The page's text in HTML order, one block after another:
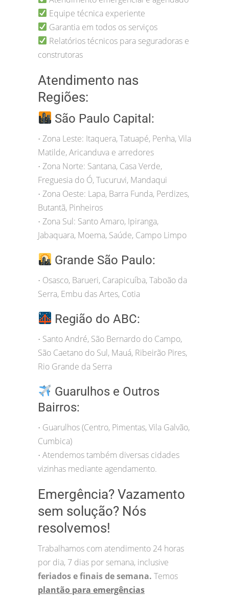
Equipe técnica experiente
Garantia em todos os serviços
Relatórios técnicos para seguradoras e
construtoras
Atendimento nas
Regiões:
São Paulo Capital:
• Zona Leste: Itaquera, Tatuapé, Penha, Vila
Matilde, Aricanduva e arredores
• Zona Norte: Santana, Casa Verde,
Freguesia do Ó, Tucuruvi, Mandaqui
• Zona Oeste: Lapa, Barra Funda, Perdizes,
Butantã, Pinheiros
• Zona Sul: Santo Amaro, Ipiranga,
Jabaquara, Moema, Saúde, Campo Limpo
Grande São Paulo:
• Osasco, Barueri, Carapicuíba, Taboão da
Serra, Embu das Artes, Cotia
Região do ABC:
• Santo André, São Bernardo do Campo,
São Caetano do Sul, Mauá, Ribeirão Pires,
Rio Grande da Serra
Guarulhos e Outros
Bairros:
• Guarulhos (Centro, Pimentas, Vila Galvão,
Cumbica)
• Atendemos também diversas cidades
vizinhas mediante agendamento.
Emergência? Vazamento
sem solução? Nós
resolvemos!
Trabalhamos com atendimento 24 horas
por dia, 7 dias por semana, inclusive
feriados e finais de semana. Temos
plantão para emergências